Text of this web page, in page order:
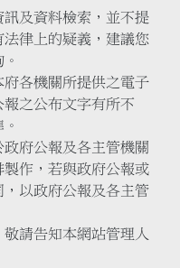
及資料檢索，並不提
律上的疑義，建議您
各機關所提供之電子
之公布文字有所不
府公報及各主管機關
作，若與政府公報或
以政府公報及各主管
請告知本網站管理人